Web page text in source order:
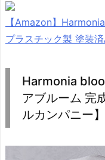
【Amazon】
プラスチック製 塗装
Harmonia
アブルーム 完
ルカンパニー